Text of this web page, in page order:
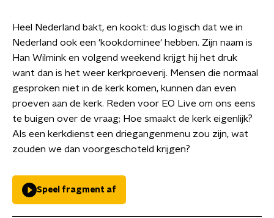
Heel Nederland bakt, en kookt: dus logisch dat we in
Nederland ook een 'kookdominee' hebben. Zijn naam is
Han Wilmink en volgend weekend krijgt hij het druk
want dan is het weer kerkproeverij. Mensen die normaal
gesproken niet in de kerk komen, kunnen dan even
proeven aan de kerk. Reden voor EO Live om ons eens
te buigen over de vraag; Hoe smaakt de kerk eigenlijk?
Als een kerkdienst een driegangenmenu zou zijn, wat
zouden we dan voorgeschoteld krijgen?
Speel fragment af